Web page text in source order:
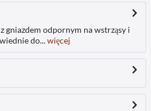
gniazdem odpornym na wstrząsy i
do...więcej